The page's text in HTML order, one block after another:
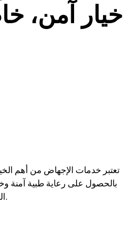
خيار آمن،
تعتبر خدمات الإجهاض من أهم
بالحصول على رعاية طبية آمنة
الطبي والجراحي، مع ضمان الخصوصية التامة والرعاية الطبية العالية الجودة.